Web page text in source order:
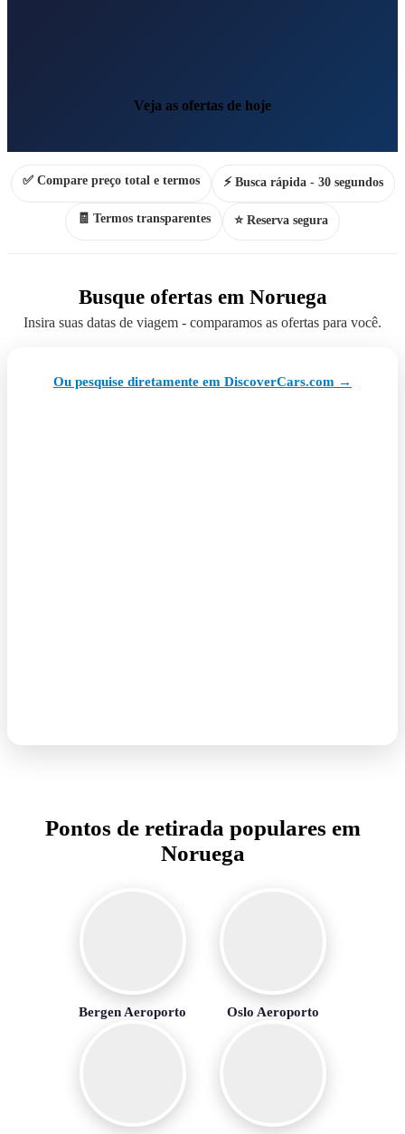
Veja as ofertas de hoje
✅ Compare preço total e termos ⚡ Busca rápida - 30 segundos
🧾 Termos transparentes ⭐ Reserva segura
Busque ofertas em Noruega
Insira suas datas de viagem - comparamos as ofertas para você.
Ou pesquise diretamente em DiscoverCars.com →
Pontos de retirada populares em
Noruega
Bergen Aeroporto Oslo Aeroporto